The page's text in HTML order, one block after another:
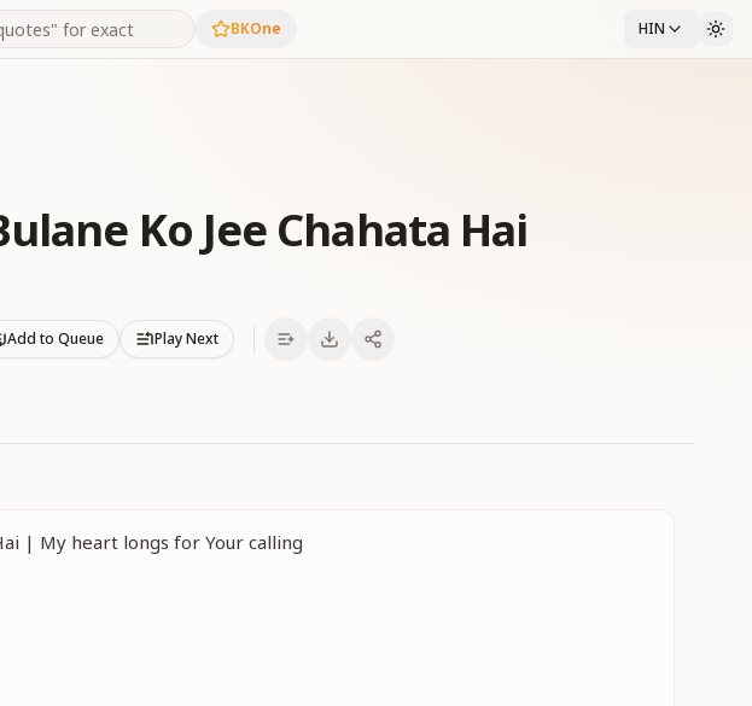
BKOne HIN
Ko Jee Chahata Hai
Add to Queue Play Next
Hai | My heart longs for Your calling